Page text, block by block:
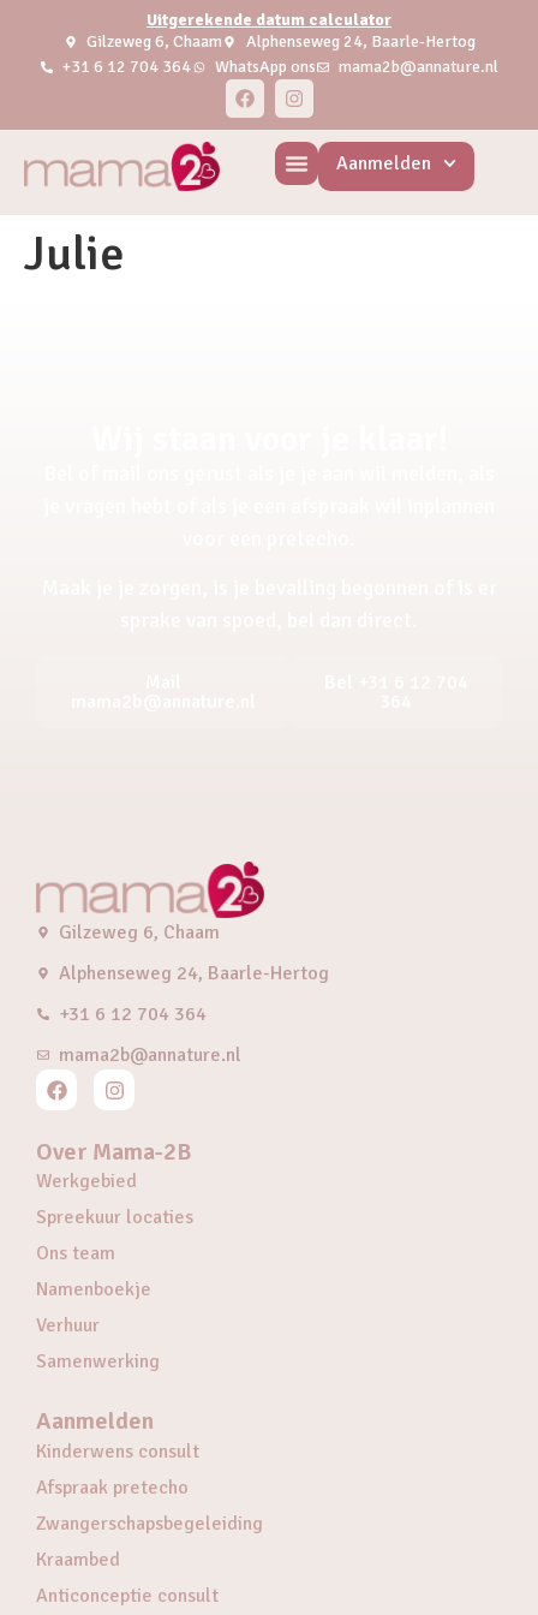
Uitgerekende datum calculator
Gilzeweg 6, Chaam
Alphenseweg 24, Baarle-Hertog
+31 6 12 704 364
WhatsApp ons mama2b@annature.nl
Aanmelden
Julie
Gilzeweg 6, Chaam
Alphenseweg 24, Baarle-Hertog
+31 6 12 704 364
mama2b@annature.nl
Over Mama-2B
Werkgebied
Spreekuur locaties
Ons team
Namenboekje
Verhuur
Samenwerking
Aanmelden
Kinderwens consult
Afspraak pretecho
Zwangerschapsbegeleiding
Kraambed
Anticonceptie consult